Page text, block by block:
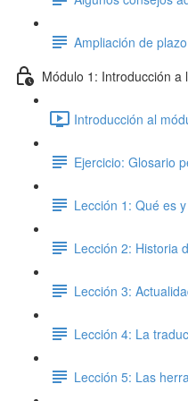
Ampliación de
Módulo 1: Introducción a
Introducción al
Ejercicio: Glosario
Lección 1: Qué es
Lección 2: Historia
Lección 3:
Lección 4: La
Lección 5: Las